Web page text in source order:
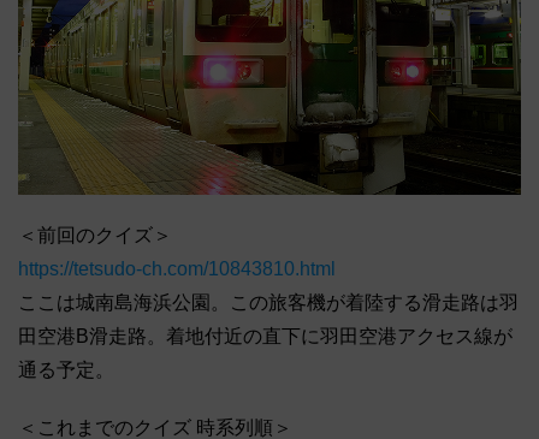
＜前回のクイズ＞
https://tetsudo-ch.com/10843810.html
ここは城南島海浜公園。この旅客機が着陸する滑走路は羽
田空港B滑走路。着地付近の直下に羽田空港アクセス線が
通る予定。
＜これまでのクイズ 時系列順＞